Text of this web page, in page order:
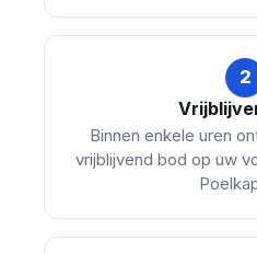
2
Binnen enkele uren
vrijblijvend bod op uw